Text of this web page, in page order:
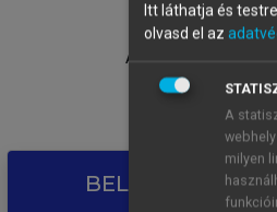
Új
A próbaidőszak
A
BELÉPÉS SAJÁT
Itt láthatja és
olvasd el az
A
milyen